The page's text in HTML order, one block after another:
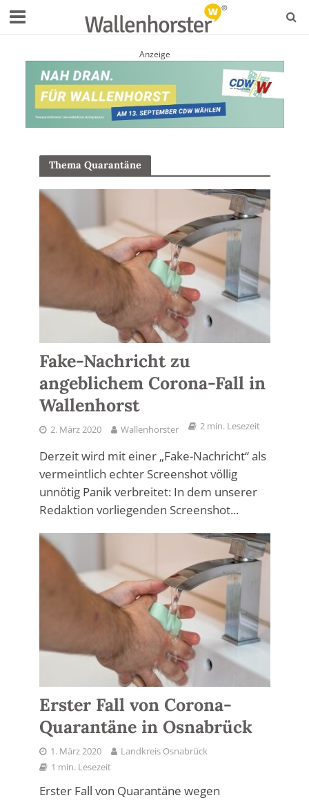
Anzeige
Thema Quarantäne
Fake-Nachricht zu
angeblichem Corona-Fall in
Wallenhorst
2. März 2020 Wallenhorster 2 min. Lesezeit
Derzeit wird mit einer „Fake-Nachricht“ als
vermeintlich echter Screenshot völlig
unnötig Panik verbreitet: In dem unserer
Redaktion vorliegenden Screenshot...
Erster Fall von Corona-
Quarantäne in Osnabrück
1. März 2020
Landkreis Osnabrück
1 min. Lesezeit
Erster Fall von Quarantäne wegen